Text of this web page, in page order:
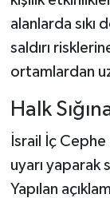
alanlarda sıkı
saldırı
ortamlardan
Halk
İsrail İç
uyarı yaparak
Yapılan